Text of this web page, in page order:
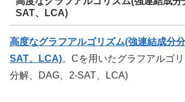
SAT、LCA)
高度なグラフアルゴリズム(強連結成分
SAT、LCA)。Cを用いたグラフアルゴ
分解、DAG、2-SAT、LCA)